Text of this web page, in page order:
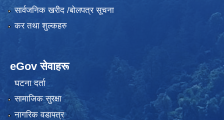
सार्वजनिक खरीद /बोलपत्र सूचना
कर तथा शुल्कहरु
eGov सेवाहरू
घटना दर्ता
सामाजिक सुरक्षा
नागरिक वडापत्र